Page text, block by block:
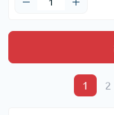
1 2